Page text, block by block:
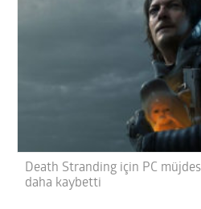
Death Stranding için PC
daha kaybetti